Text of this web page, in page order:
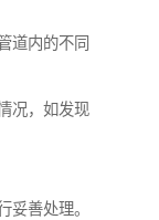
道内的不同
况，如发现
善处理。